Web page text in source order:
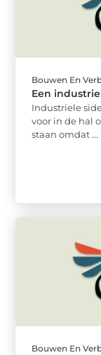
Bouwen En
Een
Industriele
voor in de hal
staan omdat ...
Bouwen En